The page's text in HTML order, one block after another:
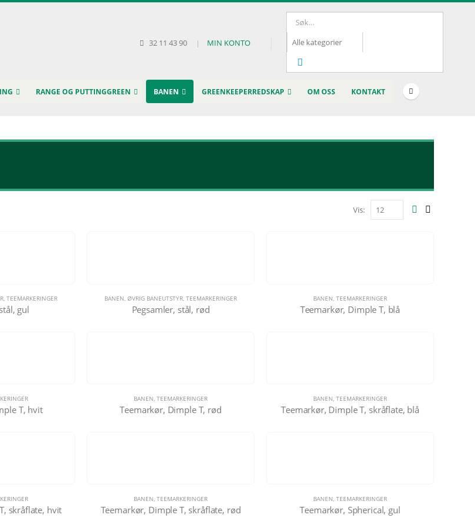
32 11 43 90 | MIN KONTO
RANGE OG PUTTINGGREEN BANEN GREENKEEPERREDSKAP OM OSS KONTAKT
Vis:
, TEEMARKERINGER
gul
BANEN, ØVRIG BANEUTSTYR, TEEMARKERINGER
Pegsamler, stål, rød
BANEN, TEEMARKERINGER
Teemarkør, Dimple T, blå
T, hvit
BANEN, TEEMARKERINGER
Teemarkør, Dimple T, rød
BANEN, TEEMARKERINGER
Teemarkør, Dimple T, skråflate, blå
skråflate, hvit
BANEN, TEEMARKERINGER
Teemarkør, Dimple T, skråflate, rød
BANEN, TEEMARKERINGER
Teemarkør, Spherical, gul